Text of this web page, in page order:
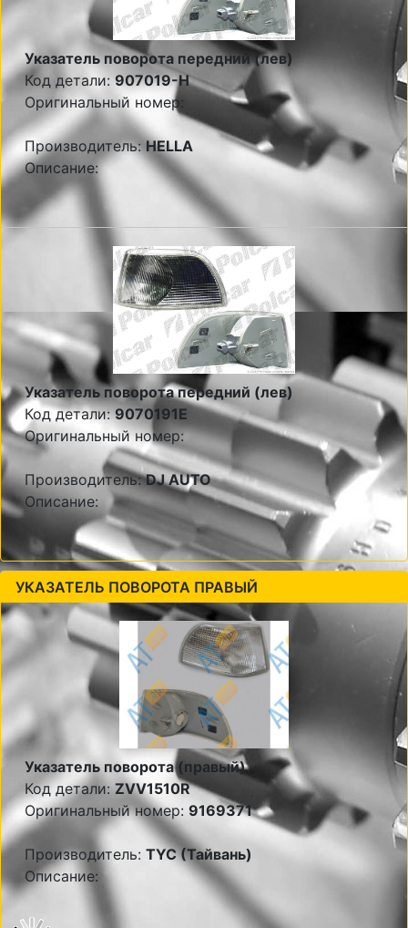
Указатель поворота передний (лев)
Код детали:907019-H
Оригинальный номер:
Производитель: HELLA
Описание:
Указатель поворота передний (лев)
Код детали:9070191E
Оригинальный номер:
Производитель:DJ AUTO
Описание:
УКАЗАТЕЛЬ ПОВОРОТА ПРАВЫЙ
Указатель поворота (правый)
Код детали:ZVV1510R
Оригинальный номер: 9169371
Производитель: TYC (Тайвань)
Описание: